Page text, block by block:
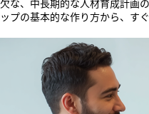
動で回る仕組み」へと変わる。
人財戦略がどのように変革する
いただきます。 以下のフォーム
SmartSkill HCEとは 「
ための人財戦略ツール（タレン
の意思決定に必要な人事データ
視化し、データをビジュアラ
SmartSkill Talkとは 「
じて、成果を生み出す“自律型
ルです。セルフトレーニングを
長を実感できる仮想体験を提供
社員の早期戦力化はもちろん、
コミュニケーションや、外国人
実践英語力向上など、対人スキ
へ活用の幅を広げています。